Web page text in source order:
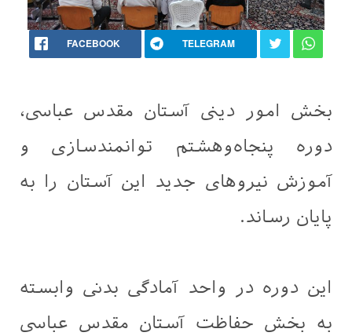
FACEBOOK TELEGRAM
بخش امور دینی آستان مقدس عباسی،
دوره پنجاه‌وهشتم توانمندسازی و
آموزش نیروهای جدید این آستان را به
پایان رساند.
این دوره در واحد آمادگی بدنی وابسته
به بخش حفاظت آستان مقدس عباسی